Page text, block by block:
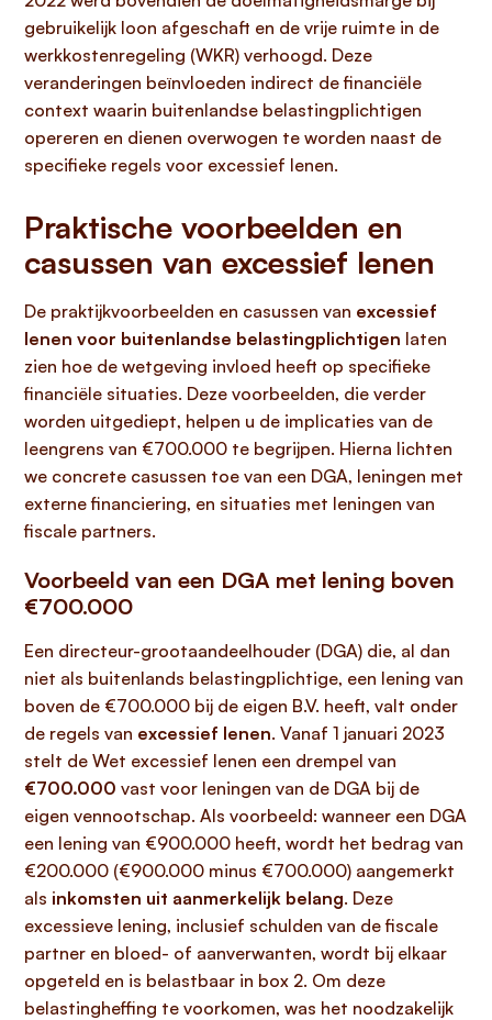
gebruikelijk loon afgeschaft en de vrije ruimte in de
werkkostenregeling (WKR) verhoogd. Deze
veranderingen beïnvloeden indirect de financiële
context waarin buitenlandse belastingplichtigen
opereren en dienen overwogen te worden naast de
specifieke regels voor excessief lenen.
Praktische voorbeelden en
casussen van excessief lenen
De praktijkvoorbeelden en casussen van excessief
lenen voor buitenlandse belastingplichtigen laten
zien hoe de wetgeving invloed heeft op specifieke
financiële situaties. Deze voorbeelden, die verder
worden uitgediept, helpen u de implicaties van de
leengrens van €700.000 te begrijpen. Hierna lichten
we concrete casussen toe van een DGA, leningen met
externe financiering, en situaties met leningen van
fiscale partners.
Voorbeeld van een DGA met lening boven
€700.000
Een directeur-grootaandeelhouder (DGA) die, al dan
niet als buitenlands belastingplichtige, een lening van
boven de €700.000 bij de eigen B.V. heeft, valt onder
de regels van excessief lenen. Vanaf 1 januari 2023
stelt de Wet excessief lenen een drempel van
€700.000 vast voor leningen van de DGA bij de
eigen vennootschap. Als voorbeeld: wanneer een DGA
een lening van €900.000 heeft, wordt het bedrag van
€200.000 (€900.000 minus €700.000) aangemerkt
als inkomsten uit aanmerkelijk belang. Deze
excessieve lening, inclusief schulden van de fiscale
partner en bloed- of aanverwanten, wordt bij elkaar
opgeteld en is belastbaar in box 2. Om deze
belastingheffing te voorkomen, was het noodzakelijk